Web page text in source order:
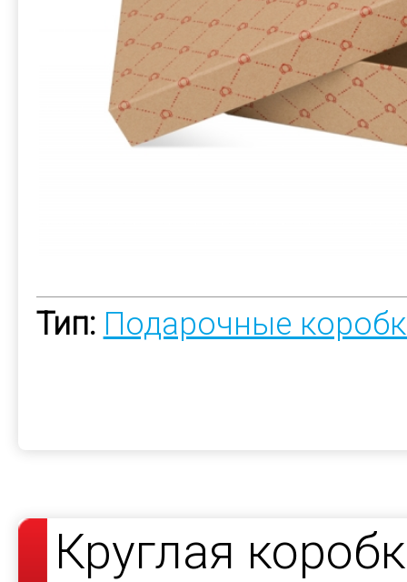
Тип: Подарочные
Круглая